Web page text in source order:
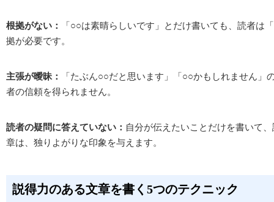
根拠がない：
「○○は素晴らしいです」とだけ書いても、読者は
拠が必要です。
主張が曖昧：
「たぶん○○だと思います」「○○かもしれません」
者の信頼を得られません。
読者の疑問に答えていない： 自分が伝えたいことだけを書いて
章は、独りよがりな印象を与えます。
説得力のある文章を書く5つのテクニック